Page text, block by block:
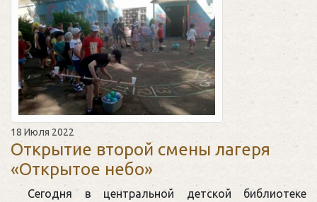
18 Июля 2022
Открытие второй смены лагеря
«Открытое небо»
Сегодня в центральной детской библиотеке